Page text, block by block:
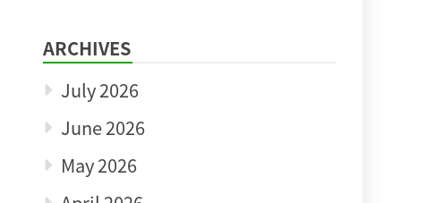
ARCHIVES
July 2026
June 2026
May 2026